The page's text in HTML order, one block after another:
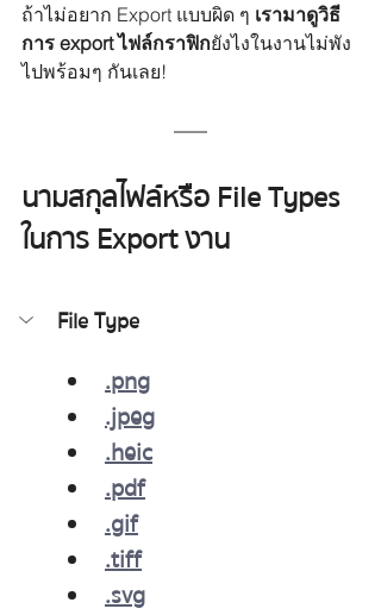
ถ้าไม่อยาก Export แบบผิด ๆ เรามาดูวิธี
การ export ไฟล์กราฟิกยังไงในงานไม่พัง
ไปพร้อมๆ กันเลย!
นามสกุลไฟล์หรือ File Types
ในการ Export งาน
File Type
.png
.jpeg
.heic
.pdf
.gif
.tiff
.svg